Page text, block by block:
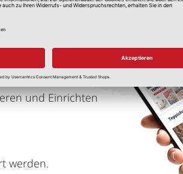
und Einrichten
werden.